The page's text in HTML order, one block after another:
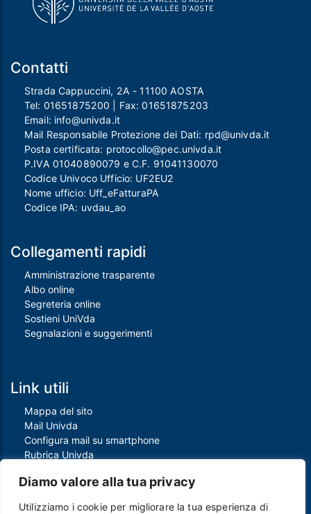
Diamo valore alla tua privacy
Utilizziamo i cookie per migliorare la tua esperienza di
Contatti
Strada Cappuccini, 2A - 11100 AOSTA
Tel: 01651875200 | Fax:01651875203
Email: info@univda.it
Mail Responsabile Protezione dei Dati: rpd@univda.it
Posta certificata: protocollo@pec.univda.it
P.IVA 01040890079 e C.F. 91041130070
Codice Univoco Ufficio: UF2EU2
Nome ufficio: Uff_eFatturaPA
Codice IPA: uvdau_ao
Collegamenti rapidi
Amministrazione trasparente
Albo online
Segreteria online
Sostieni UniVda
Segnalazioni e suggerimenti
Link utili
Mappa del sito
Mail Univda
Configura mail su smartphone
Rubrica Univda